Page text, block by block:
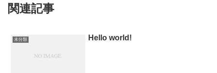
関連記事
未分類 Hello world!